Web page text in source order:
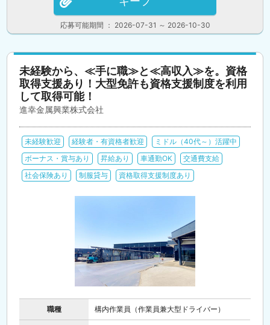
応募可能期間 ： 2026-07-31 ～ 2026-10-30
未経験から、≪手に職≫と≪高収入≫を。資格
取得支援あり！大型免許も資格支援制度を利用
して取得可能！
進幸金属興業株式会社
未経験歓迎 経験者・有資格者歓迎
ミドル（40代～）活躍中
ボーナス・賞与あり
昇給あり 車通勤OK
交通費支給
社会保険あり
制服貸与 資格取得支援制度あり
職種 構内作業員（作業員兼大型ドライバー）